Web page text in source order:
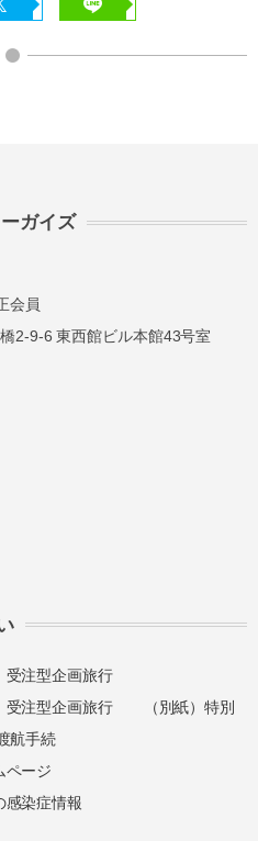
ガイズ
会員
2-9-6 東西館ビル本館43号室
受注型企画旅行
受注型企画旅行
（別紙）特別
航手続
ページ
感染症情報